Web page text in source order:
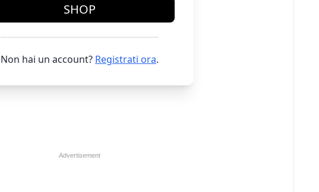
SHOP
Non hai un account? Registrati ora.